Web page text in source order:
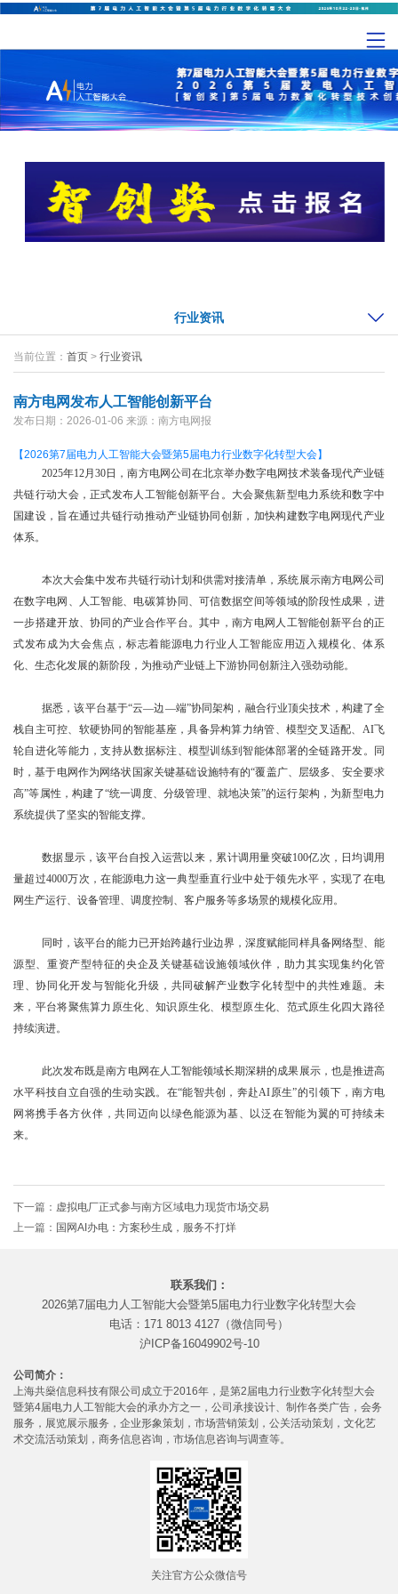
行业资讯
当前位置： 首页 > 行业资讯
南方电网发布人工智能创新平台
发布日期：2026-01-06 来源：南方电网报
【2026第7届电力人工智能大会暨第5届电力行业数字化转型大会】
2025年12月30日，南方电网公司在北京举办数字电网技术装备现代产业链
共链行动大会，正式发布人工智能创新平台。大会聚焦新型电力系统和数字中
国建设，旨在通过共链行动推动产业链协同创新，加快构建数字电网现代产业
体系。
本次大会集中发布共链行动计划和供需对接清单，系统展示南方电网公司
在数字电网、人工智能、电碳算协同、可信数据空间等领域的阶段性成果，进
一步搭建开放、协同的产业合作平台。其中，南方电网人工智能创新平台的正
式发布成为大会焦点，标志着能源电力行业人工智能应用迈入规模化、体系
化、生态化发展的新阶段，为推动产业链上下游协同创新注入强劲动能。
据悉，该平台基于“云—边—端”协同架构，融合行业顶尖技术，构建了全
栈自主可控、软硬协同的智能基座，具备异构算力纳管、模型交叉适配、AI飞
轮自进化等能力，支持从数据标注、模型训练到智能体部署的全链路开发。同
时，基于电网作为网络状国家关键基础设施特有的“覆盖广、层级多、安全要求
高”等属性，构建了“统一调度、分级管理、就地决策”的运行架构，为新型电力
系统提供了坚实的智能支撑。
数据显示，该平台自投入运营以来，累计调用量突破100亿次，日均调用
量超过4000万次，在能源电力这一典型垂直行业中处于领先水平，实现了在电
网生产运行、设备管理、调度控制、客户服务等多场景的规模化应用。
同时，该平台的能力已开始跨越行业边界，深度赋能同样具备网络型、能
源型、重资产型特征的央企及关键基础设施领域伙伴，助力其实现集约化管
理、协同化开发与智能化升级，共同破解产业数字化转型中的共性难题。未
来，平台将聚焦算力原生化、知识原生化、模型原生化、范式原生化四大路径
持续演进。
此次发布既是南方电网在人工智能领域长期深耕的成果展示，也是推进高
水平科技自立自强的生动实践。在“能智共创，奔赴AI原生”的引领下，南方电
网将携手各方伙伴，共同迈向以绿色能源为基、以泛在智能为翼的可持续未
来。
下一篇： 虚拟电厂正式参与南方区域电力现货市场交易
上一篇： 国网AI办电：方案秒生成，服务不打烊
联系我们：
2026第7届电力人工智能大会暨第5届电力行业数字化转型大会
电话：171 8013 4127（微信同号）
沪ICP备16049902号-10
公司简介：
上海共燊信息科技有限公司成立于2016年，是第2届电力行业数字化转型大会
暨第4届电力人工智能大会的承办方之一，公司承接设计、制作各类广告，会务
服务，展览展示服务，企业形象策划，市场营销策划，公关活动策划，文化艺
术交流活动策划，商务信息咨询，市场信息咨询与调查等。
关注官方公众微信号